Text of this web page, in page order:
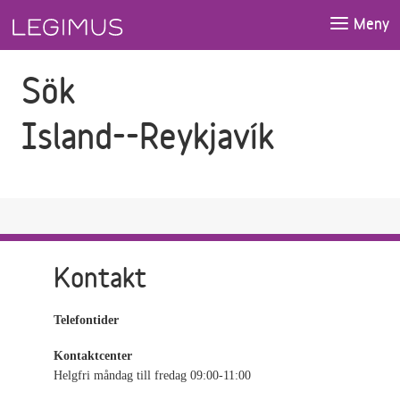
Meny
Sök
Island--Reykjavík
Kontakt
Telefontider
Kontaktcenter
Helgfri måndag till fredag 09:00-11:00